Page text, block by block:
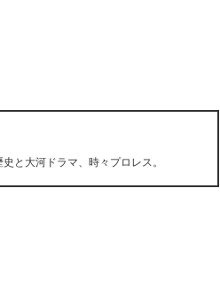
と大河ドラマ、時々プロレス。